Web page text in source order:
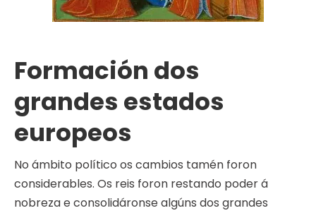
Formación dos
grandes estados
europeos
No ámbito político os cambios tamén foron
considerables. Os reis foron restando poder á
nobreza e consolidáronse algúns dos grandes